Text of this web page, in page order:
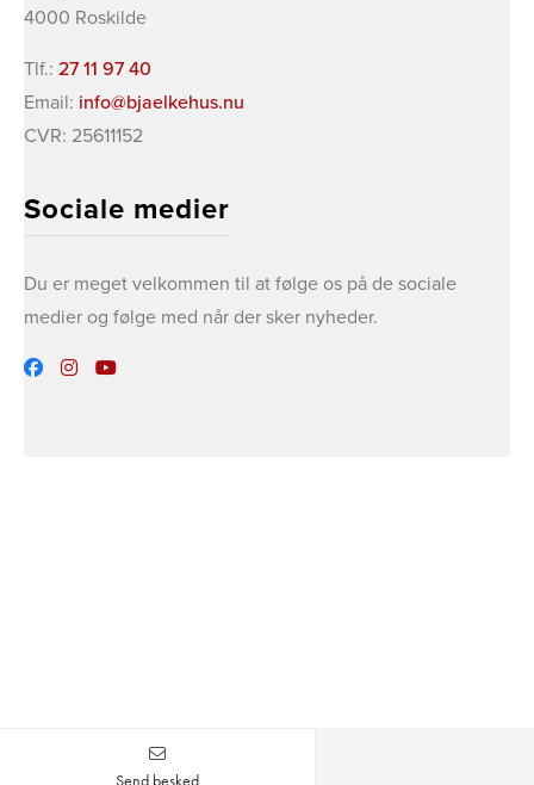
Send besked
4000 Roskilde
Tlf.: 27 11 97 40
Email: info@bjaelkehus.nu
CVR: 25611152
Sociale medier
Du er meget velkommen til at følge os på de sociale
medier og følge med når der sker nyheder.